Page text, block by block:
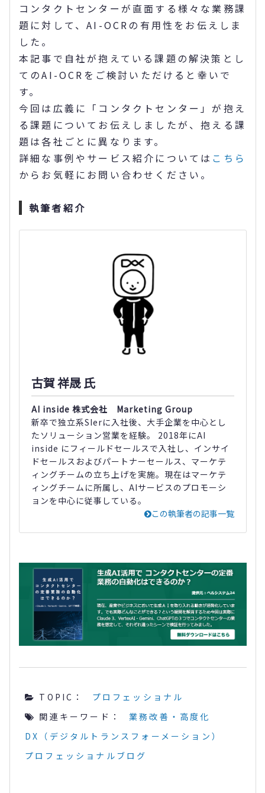
コンタクトセンターが直面する様々な業務課
題に対して、AI-OCRの有用性をお伝えしま
した。
本記事で自社が抱えている課題の解決策とし
てのAI-OCRをご検討いただけると幸いで
す。
今回は広義に「コンタクトセンター」が抱え
る課題についてお伝えしましたが、抱える課
題は各社ごとに異なります。
詳細な事例やサービス紹介については こちら
からお気軽にお問い合わせください。
執筆者紹介
古賀 祥晟 氏
AI inside 株式会社 Marketing Group
新卒で独立系SIerに入社後、大手企業を中心とし
たソリューション営業を経験。 2018年にAI
inside にフィールドセールスで入社し、インサイ
ドセールスおよびパートナーセールス、マーケテ
ィングチームの立ち上げを実施。現在はマーケテ
ィングチームに所属し、AIサービスのプロモーシ
ョンを中心に従事している。
この執筆者の記事一覧
TOPIC：
プロフェッショナル
関連キーワード：
業務改善・高度化
DX（デジタルトランスフォーメーション）
プロフェッショナルブログ